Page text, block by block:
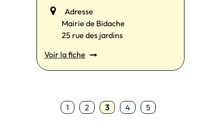
Adresse
Mairie de Bidache
25 rue des jardins
Voir la fiche
1 2 3 4 5